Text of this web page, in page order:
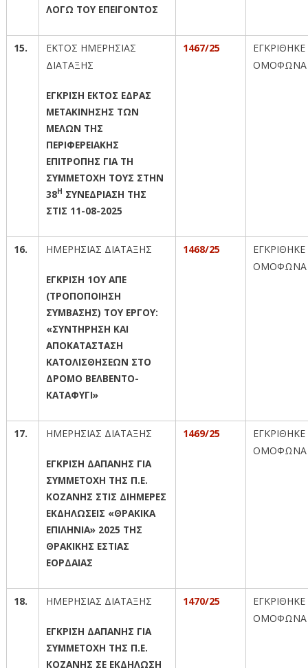
ΛΟΓΩ ΤΟΥ ΕΠΕΙΓΟΝΤΟΣ
15.
ΕΚΤΟΣ ΗΜΕΡΗΣΙΑΣ
ΔΙΑΤΑΞΗΣ
ΕΓΚΡΙΣΗ ΕΚΤΟΣ ΕΔΡΑΣ
ΜΕΤΑΚΙΝΗΣΗΣ ΤΩΝ
ΜΕΛΩΝ ΤΗΣ
ΠΕΡΙΦΕΡΕΙΑΚΗΣ
ΕΠΙΤΡΟΠΗΣ ΓΙΑ ΤΗ
ΣΥΜΜΕΤΟΧΗ ΤΟΥΣ ΣΤΗΝ
38Η ΣΥΝΕΔΡΙΑΣΗ ΤΗΣ
ΣΤΙΣ 11-08-2025
1467/25
ΕΓΚΡΙΘΗΚΕ
ΟΜΟΦΩΝΑ
16. ΗΜΕΡΗΣΙΑΣ ΔΙΑΤΑΞΗΣ
ΕΓΚΡΙΣΗ 1ΟΥ ΑΠΕ
(ΤΡΟΠΟΠΟΙΗΣΗ
ΣΥΜΒΑΣΗΣ) ΤΟΥ ΕΡΓΟΥ:
«ΣΥΝΤΗΡΗΣΗ ΚΑΙ
ΑΠΟΚΑΤΑΣΤΑΣΗ
ΚΑΤΟΛΙΣΘΗΣΕΩΝ ΣΤΟ
ΔΡΟΜΟ ΒΕΛΒΕΝΤΟ-
ΚΑΤΑΦΥΓΙ»
1468/25
ΕΓΚΡΙΘΗΚΕ
ΟΜΟΦΩΝΑ
17. ΗΜΕΡΗΣΙΑΣ ΔΙΑΤΑΞΗΣ
ΕΓΚΡΙΣΗ ΔΑΠΑΝΗΣ ΓΙΑ
ΣΥΜΜΕΤΟΧΗ ΤΗΣ Π.Ε.
ΚΟΖΑΝΗΣ ΣΤΙΣ ΔΙΗΜΕΡΕΣ
ΕΚΔΗΛΩΣΕΙΣ «ΘΡΑΚΙΚΑ
ΕΠΙΛΗΝΙΑ» 2025 ΤΗΣ
ΘΡΑΚΙΚΗΣ ΕΣΤΙΑΣ
ΕΟΡΔΑΙΑΣ
1469/25
ΕΓΚΡΙΘΗΚΕ
ΟΜΟΦΩΝΑ
18. ΗΜΕΡΗΣΙΑΣ ΔΙΑΤΑΞΗΣ
ΕΓΚΡΙΣΗ ΔΑΠΑΝΗΣ ΓΙΑ
ΣΥΜΜΕΤΟΧΗ ΤΗΣ Π.Ε.
ΚΟΖΑΝΗΣ ΣΕ ΕΚΔΗΛΩΣΗ
1470/25
ΕΓΚΡΙΘΗΚΕ
ΟΜΟΦΩΝΑ